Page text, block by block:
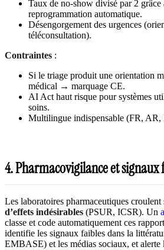
Taux de no-show divisé par 2
reprogrammation automatique.
Désengorgement des urgences
téléconsultation).
Contraintes :
Si le triage produit une orientation
médical → marquage CE.
AI Act haut risque pour systèmes
soins.
Multilingue indispensable (FR, AR,
4. Pharmacovigilance et signaux
Les laboratoires pharmaceutiques croulent
d’effets indésirables (PSUR, ICSR). Un
classe et code automatiquement ces
identifie les signaux faibles dans la
EMBASE) et les médias sociaux, et alerte